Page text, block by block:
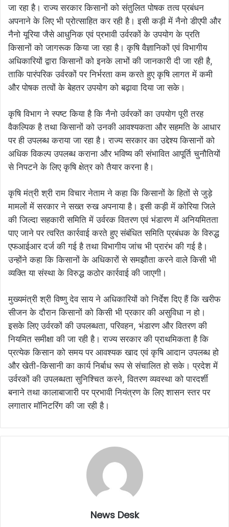
जा रहा है। राज्य सरकार किसानों को संतुलित पोषक तत्व प्रबंधन
अपनाने के लिए भी प्रोत्साहित कर रही है। इसी कड़ी में नैनो डीएपी और
नैनो यूरिया जैसे आधुनिक एवं प्रभावी उर्वरकों के उपयोग के प्रति
किसानों को जागरूक किया जा रहा है। कृषि वैज्ञानिकों एवं विभागीय
अधिकारियों द्वारा किसानों को इनके लाभों की जानकारी दी जा रही है,
ताकि पारंपरिक उर्वरकों पर निर्भरता कम करते हुए कृषि लागत में कमी
और पोषक तत्वों के बेहतर उपयोग को बढ़ावा दिया जा सके।
कृषि विभाग ने स्पष्ट किया है कि नैनो उर्वरकों का उपयोग पूरी तरह
वैकल्पिक है तथा किसानों को उनकी आवश्यकता और सहमति के आधार
पर ही उपलब्ध कराया जा रहा है। राज्य सरकार का उद्देश्य किसानों को
अधिक विकल्प उपलब्ध कराना और भविष्य की संभावित आपूर्ति चुनौतियों
से निपटने के लिए कृषि क्षेत्र को तैयार करना है।
कृषि मंत्री श्री राम विचार नेताम ने कहा कि किसानों के हितों से जुड़े
मामलों में सरकार ने सख्त रुख अपनाया है। इसी कड़ी में कोरिया जिले
की जिल्दा सहकारी समिति में उर्वरक वितरण एवं भंडारण में अनियमितता
पाए जाने पर त्वरित कार्रवाई करते हुए संबंधित समिति प्रबंधक के विरुद्ध
एफआईआर दर्ज की गई है तथा विभागीय जांच भी प्रारंभ की गई है।
उन्होंने कहा कि किसानों के अधिकारों से समझौता करने वाले किसी भी
व्यक्ति या संस्था के विरुद्ध कठोर कार्रवाई की जाएगी।
मुख्यमंत्री श्री विष्णु देव साय ने अधिकारियों को निर्देश दिए हैं कि खरीफ
सीजन के दौरान किसानों को किसी भी प्रकार की असुविधा न हो।
इसके लिए उर्वरकों की उपलब्धता, परिवहन, भंडारण और वितरण की
नियमित समीक्षा की जा रही है। राज्य सरकार की प्राथमिकता है कि
प्रत्येक किसान को समय पर आवश्यक खाद एवं कृषि आदान उपलब्ध हो
और खेती-किसानी का कार्य निर्बाध रूप से संचालित हो सके। प्रदेश में
उर्वरकों की उपलब्धता सुनिश्चित करने, वितरण व्यवस्था को पारदर्शी
बनाने तथा कालाबाजारी पर प्रभावी नियंत्रण के लिए शासन स्तर पर
लगातार मॉनिटरिंग की जा रही है।
News Desk